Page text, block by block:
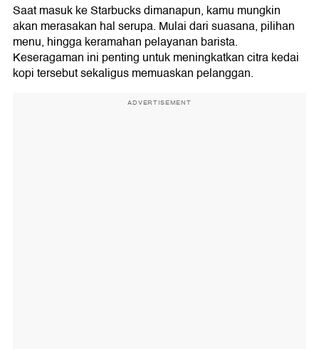
Saat masuk ke Starbucks dimanapun, kamu mungkin
akan merasakan hal serupa. Mulai dari suasana, pilihan
menu, hingga keramahan pelayanan barista.
Keseragaman ini penting untuk meningkatkan citra kedai
kopi tersebut sekaligus memuaskan pelanggan.
ADVERTISEMENT